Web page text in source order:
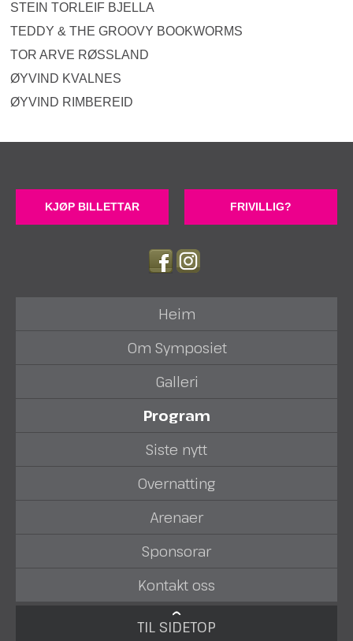
STEIN TORLEIF BJELLA
TEDDY & THE GROOVY BOOKWORMS
TOR ARVE RØSSLAND
ØYVIND KVALNES
ØYVIND RIMBEREID
KJØP BILLETTAR FRIVILLIG?
Heim
Om Symposiet
Galleri
Program
Siste nytt
Overnatting
Arenaer
Sponsorar
Kontakt oss
TIL SIDETOP